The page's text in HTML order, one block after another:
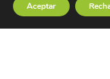
Aceptar